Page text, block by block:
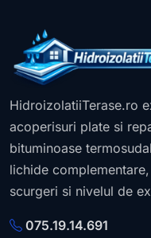
HidroizolatiiTerase.ro
acoperisuri plate si
bituminoase
lichide
scurgeri si nivelul de
075.19.14.691